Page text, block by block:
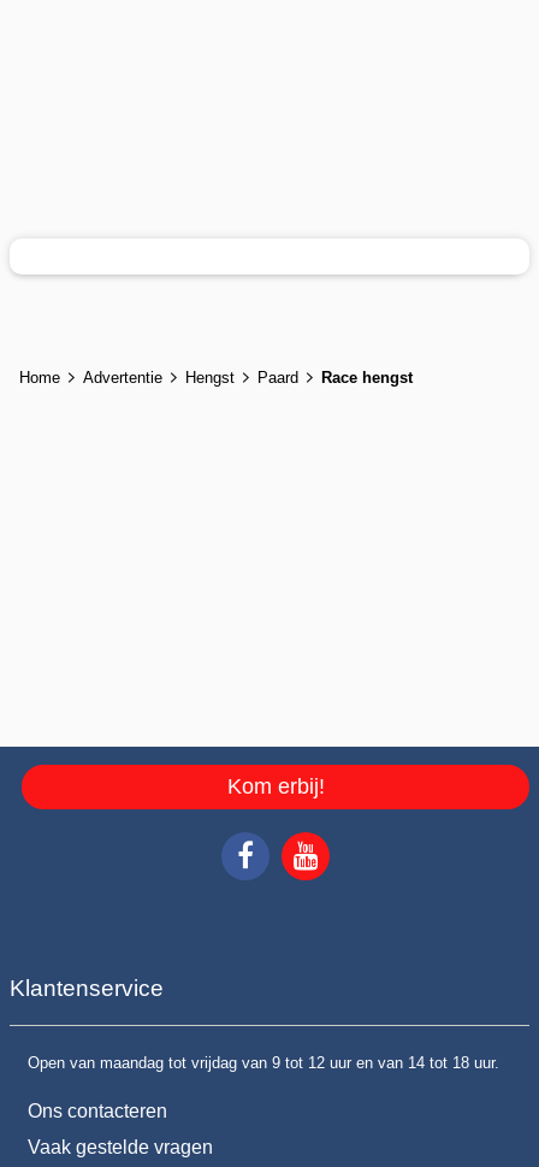
Home Advertentie Hengst Paard Race hengst
Kom erbij!
Klantenservice
Open van maandag tot vrijdag van 9 tot 12 uur en van 14 tot 18 uur.
Ons contacteren
Vaak gestelde vragen